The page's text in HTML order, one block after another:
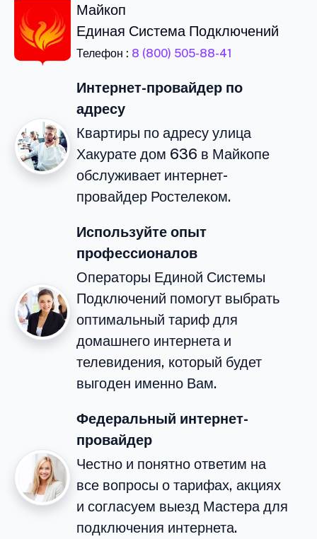
Майкоп
Единая Система Подключений
Телефон : 8 (800) 505-88-41
Интернет-провайдер по
адресу
Квартиры по адресу улица
Хакурате дом 636 в Майкопе
обслуживает интернет-
провайдер Ростелеком.
Используйте опыт
профессионалов
Операторы Единой Системы
Подключений помогут выбрать
оптимальный тариф для
домашнего интернета и
телевидения, который будет
выгоден именно Вам.
Федеральный интернет-
провайдер
Честно и понятно ответим на
все вопросы о тарифах, акциях
и согласуем выезд Мастера для
подключения интернета.